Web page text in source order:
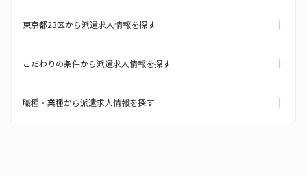
東京都23区から派遣求人情報を探す
こだわりの条件から派遣求人情報を探す
職種・業種から派遣求人情報を探す